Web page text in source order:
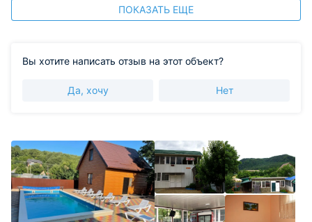
ПОКАЗАТЬ ЕЩЕ
Вы хотите написать отзыв на этот объект?
Да, хочу Нет